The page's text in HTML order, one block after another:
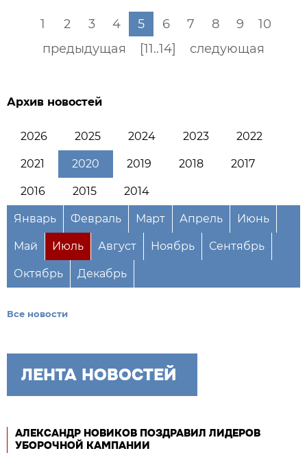
предыдущая
1 2 3 4 5 6 7 8 9
10
[11..14]
следующая
Архив новостей
2026 2025 2024 2023 2022
2021 2020 2019 2018 2017
2016 2015 2014
Январь Февраль Март Апрель Июнь
Май Июль Август Ноябрь Сентябрь
Октябрь Декабрь
Все новости
ЛЕНТА НОВОСТЕЙ
АЛЕКСАНДР НОВИКОВ ПОЗДРАВИЛ ЛИДЕРОВ
УБОРОЧНОЙ КАМПАНИИ